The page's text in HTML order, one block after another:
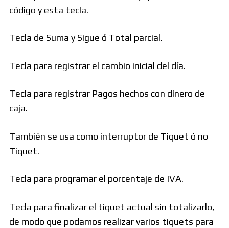
código y esta tecla.
Tecla de Suma y Sigue ó Total parcial.
Tecla para registrar el cambio inicial del día.
Tecla para registrar Pagos hechos con dinero de
caja.
También se usa como interruptor de Tiquet ó no
Tiquet.
Tecla para programar el porcentaje de IVA.
Tecla para finalizar el tiquet actual sin totalizarlo,
de modo que podamos realizar varios tiquets para